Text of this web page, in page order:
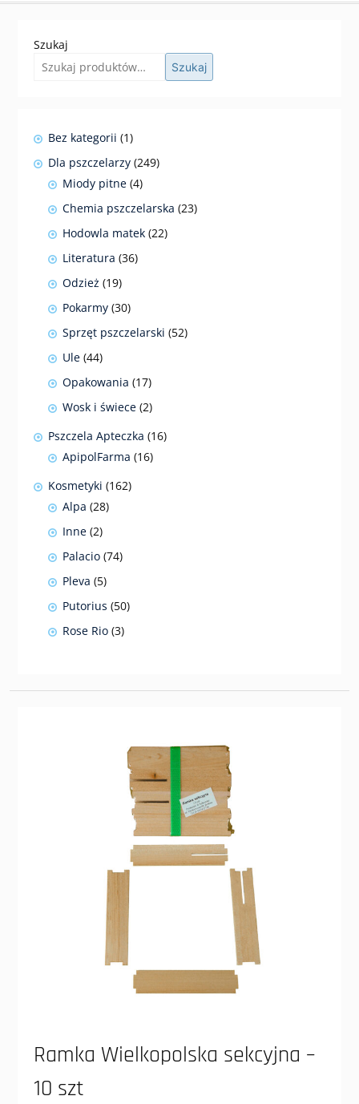
Ramka Wielkopolska sekcyjna –
10 szt
Szukaj
Szukaj
Bez kategorii 11
Dla pszczelarzy 249249
Miody pitne 44
Chemia pszczelarska 2323
Hodowla matek 2222
Literatura 3636
Odzież 1919
Pokarmy 3030
Sprzęt pszczelarski 5252
Ule 4444
Opakowania 1717
Wosk i świece 22
Pszczela Apteczka 1616
ApipolFarma 1616
Kosmetyki 162162
Alpa 2828
Inne 22
Palacio 7474
Pleva 55
Putorius 5050
Rose Rio 33